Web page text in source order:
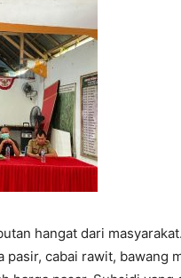
hangat dari
cabai rawit, bawang